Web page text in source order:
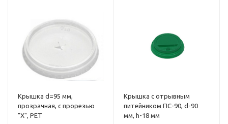
Крышка d=95 мм,
прозрачная, с прорезью
"Х", PET
Крышка с отрывным
питейником ПС-90, d-90
мм, h-18 мм